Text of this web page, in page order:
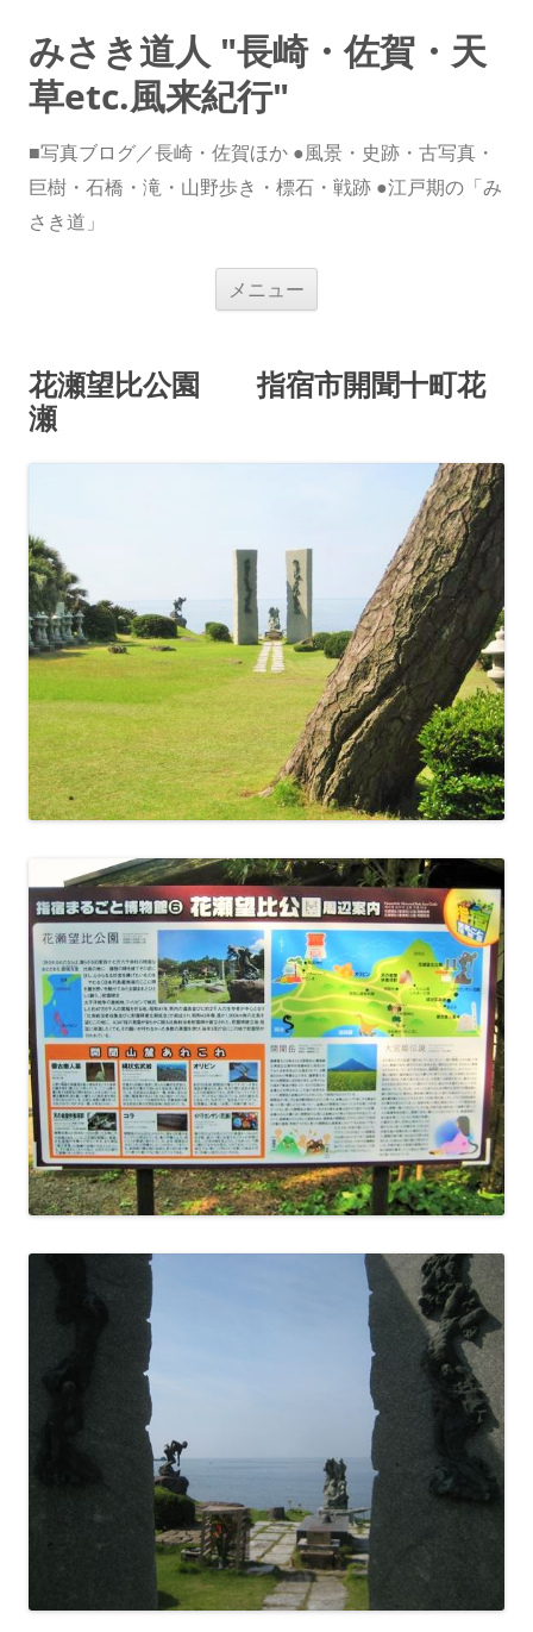
みさき道人 "長崎・佐賀・天
草etc.風来紀行"
■写真ブログ／長崎・佐賀ほか ●風景・史跡・古写真・
巨樹・石橋・滝・山野歩き・標石・戦跡 ●江戸期の「み
さき道」
メニュー
ス
キ
花瀬望比公園 指宿市開聞十町花
瀬